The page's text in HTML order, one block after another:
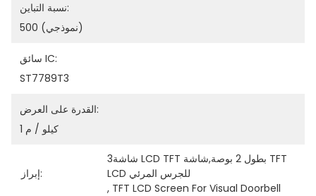
نسبة التباين:
500 (نموذجي)
سائق IC:
ST7789T3
القدرة على العرض:
1 كيلو / م
إبراز:
3شاشة LCD TFT بطول 2 بوصة,شاشة TFT
LCD للجرس المرئي
, TFT LCD Screen For Visual Doorbell